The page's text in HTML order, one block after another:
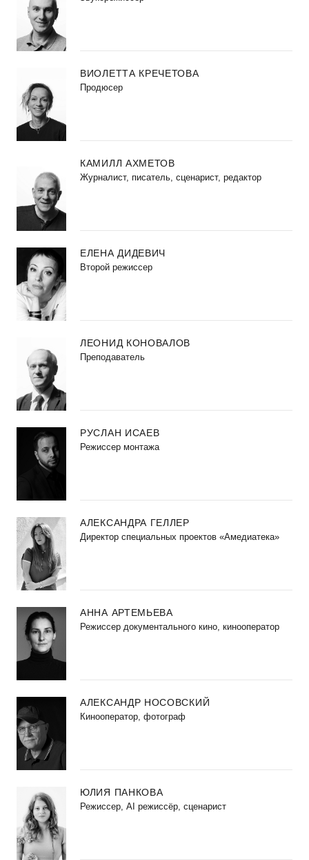
ВИОЛЕТТА КРЕЧЕТОВА
Продюсер
КАМИЛЛ АХМЕТОВ
Журналист, писатель, сценарист, редактор
ЕЛЕНА ДИДЕВИЧ
Второй режиссер
ЛЕОНИД КОНОВАЛОВ
Преподаватель
РУСЛАН ИСАЕВ
Режиссер монтажа
АЛЕКСАНДРА ГЕЛЛЕР
Директор специальных проектов «Амедиатека»
АННА АРТЕМЬЕВА
Режиссер документального кино, кинооператор
АЛЕКСАНДР НОСОВСКИЙ
Кинооператор, фотограф
ЮЛИЯ ПАНКОВА
Режиссер, AI режиссёр, сценарист